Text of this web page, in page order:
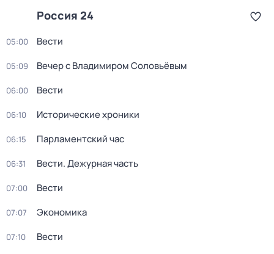
Россия 24
05:00 Вести
05:09 Вечер с Владимиром Соловьёвым
06:00 Вести
06:10 Исторические хроники
06:15 Парламентский час
06:31 Вести. Дежурная часть
07:00 Вести
07:07 Экономика
07:10 Вести